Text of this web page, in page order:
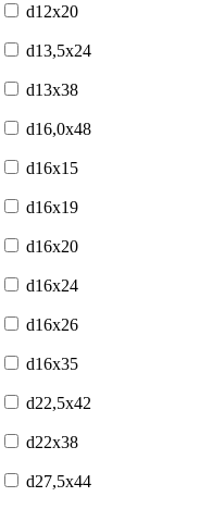
d12x20
d13,5x24
d13x38
d16,0x48
d16x15
d16x19
d16x20
d16x24
d16x26
d16x35
d22,5x42
d22x38
d27,5x44